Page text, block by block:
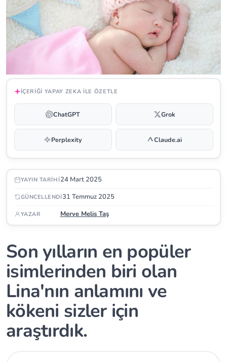
İÇERIĞI YAPAY ZEKA ILE ÖZETLE
ChatGPT Grok
Perplexity Claude.ai
YAYIN TARIHI24 Mart 2025
GÜNCELLENDI31 Temmuz 2025
YAZAR Merve Melis Taş
Son yılların en popüler
isimlerinden biri olan
Lina'nın anlamını ve
kökeni sizler için
araştırdık.